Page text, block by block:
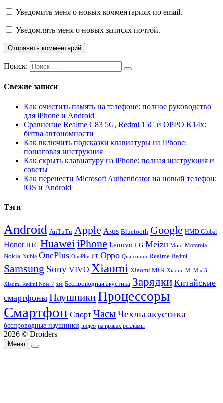
Уведомить меня о новых комментариях по email.
Уведомлять меня о новых записях почтой.
Поиск:
Свежие записи
Как очистить память на телефоне: полное руководство
для iPhone и Android
Сравнение Realme C83 5G, Redmi 15C и OPPO K14x:
битва автономности
Как включить подсказки клавиатуры на iPhone:
пошаговая инструкция
Как скрыть клавиатуру на iPhone: полная инструкция и
советы
Как перенести Microsoft Authenticator на новый телефон:
iOS и Android
Тэги
Android AnTuTu Apple Asus Bluetooth Google HMD Global
Honor HTC HuaweiiPhone Lenovo LG Meizu Moto Motorola
Nokia Nubia OnePlus OnePlus 6T Oppo Qualcomm Realme Redmi
Samsung Sony VIVO Xiaomi Xiaomi Mi 9 Xiaomi Mi Mix 3
Xiaomi Redmi Note 7 zte Беспроводная акустика Зарядки Китайские
смартфоны НаушникиПроцессоры
Смартфон Спорт ЧасыЧехлыакустика
беспроводные наушники видео на правах рекламы
2026 © Droiders
Меню